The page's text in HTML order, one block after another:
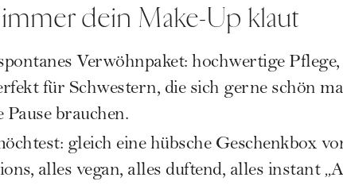
dein Make-Up klaut
Verwöhnpaket: hochwertige
für Schwestern, die sich gerne schön
brauchen.
gleich eine hübsche Geschenkbox
alles vegan, alles duftend, alles instant